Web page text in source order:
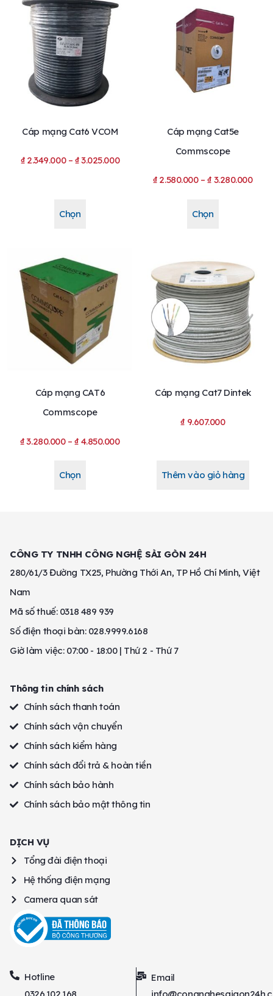
Cáp mạng Cat6 VCOM
₫2.349.000 – ₫3.025.000
Chọn
Cáp mạng Cat5e
Commscope
₫2.580.000 – ₫3.280.000
Chọn
Cáp mạng CAT6
Commscope
₫3.280.000 – ₫4.850.000
Chọn
Cáp mạng Cat7 Dintek
₫9.607.000
Thêm vào giỏ hàng
CÔNG TY TNHH CÔNG NGHỆ SÀI GÒN 24H
280/61/3 Đường TX25, Phường Thới An, TP Hồ Chí Minh, Việt
Nam
Mã số thuế: 0318 489 939
Số điện thoại bàn: 028.9999.6168
Giờ làm việc: 07:00 - 18:00 | Thứ 2 - Thứ 7
Thông tin chính sách
Chính sách thanh toán
Chính sách vận chuyển
Chính sách kiểm hàng
Chính sách đổi trả & hoàn tiền
Chính sách bảo hành
Chính sách bảo mật thông tin
DỊCH VỤ
Tổng đài điện thoại
Hệ thống điện mạng
Camera quan sát
Hotline
Email